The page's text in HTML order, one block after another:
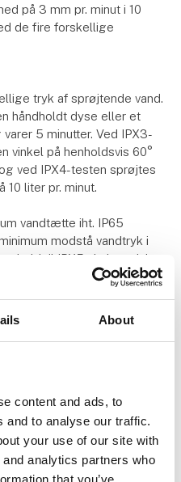
About
content and ads, to
and to analyse our traffic.
your use of our site with
analytics partners who
that you’ve
på 3 mm pr. minut i 10
de fire forskellige
tryk af sprøjtende vand.
håndholdt dyse eller et
5 minutter. Ved IPX3-
vinkel på henholdsvis 60°
ved IPX4-testen sprøjtes
10 liter pr. minut.
vandtætte iht. IP65
modstå vandtryk i
til IPX5 skal produktet
meters afstand med en
IPX6 foregår på
nedsænkes i vand.
nedsænkes til
meter fra vandoverfladen.
være 15 cm under
være nedsænket i minimum
IPX8 skal